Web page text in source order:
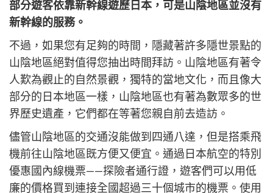
部分遊客依靠新幹線遊歷日本，可是山陰地區並沒有
新幹線的服務。
不過，如果您有足夠的時間，隱藏著許多隱世景點的
山陰地區絕對值得您抽出時間拜訪。山陰地區有著令
人歎為觀止的自然景觀，獨特的當地文化，而且像大
部分的日本地區一樣，山陰地區也有著為數眾多的世
界歷史遺產，它們都在等著您親自前去造訪。
儘管山陰地區的交通沒能做到四通八達，但是搭乘飛
機前往山陰地區既方便又便宜。通過日本航空的特別
優惠國內線機票——探險者通行證，遊客們可以用低
廉的價格買到連接全國超過三十個城市的機票。使用